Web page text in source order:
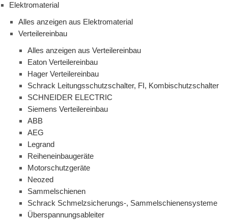
Elektromaterial
Alles anzeigen aus Elektromaterial
Verteilereinbau
Alles anzeigen aus Verteilereinbau
Eaton Verteilereinbau
Hager Verteilereinbau
Schrack Leitungsschutzschalter, FI, Kombischutzschalter
SCHNEIDER ELECTRIC
Siemens Verteilereinbau
ABB
AEG
Legrand
Reiheneinbaugeräte
Motorschutzgeräte
Neozed
Sammelschienen
Schrack Schmelzsicherungs-, Sammelschienensysteme
Überspannungsableiter